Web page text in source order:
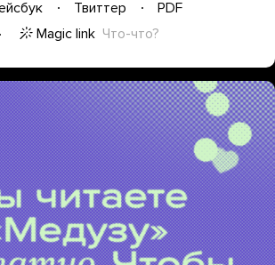
Твиттер
PDF
Magic link Что-что?